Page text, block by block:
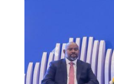
Previous